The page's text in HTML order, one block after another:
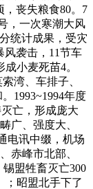
，丧失粮食80。7
，一次寒潮大风
统计成果，受灾
风袭击，11节车
小麦死苗4。
湾、车排子、
1993~1994年度
亡，形成庞大
广、强度大、
电讯中缀，机场
赤峰市北部、
盟牲畜灭亡300
；昭盟北手下了